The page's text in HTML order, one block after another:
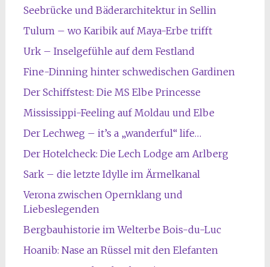
Seebrücke und Bäderarchitektur in Sellin
Tulum – wo Karibik auf Maya-Erbe trifft
Urk – Inselgefühle auf dem Festland
Fine-Dinning hinter schwedischen Gardinen
Der Schiffstest: Die MS Elbe Princesse
Mississippi-Feeling auf Moldau und Elbe
Der Lechweg – it’s a „wanderful“ life…
Der Hotelcheck: Die Lech Lodge am Arlberg
Sark – die letzte Idylle im Ärmelkanal
Verona zwischen Opernklang und
Liebeslegenden
Bergbauhistorie im Welterbe Bois-du-Luc
Hoanib: Nase an Rüssel mit den Elefanten